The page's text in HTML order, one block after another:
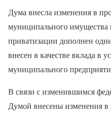
Дума внесла изменения в
муниципального имущества
приватизации дополнен
внесен в качестве вклада в
муниципального
В связи с изменившимся
Думой внесены изменения